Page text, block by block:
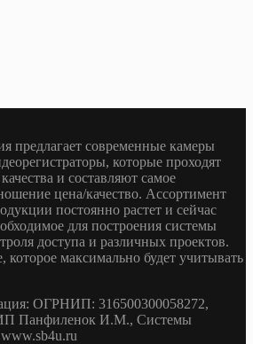
предлагает современные камеры
которые проходят
и составляют самое
цена/качество. Ассортимент
постоянно растет и сейчас
для построения системы
доступа и различных проектов.
максимально будет учитывать
ОГРНИП: 316500300058272,
Панфиленок И.М., Системы